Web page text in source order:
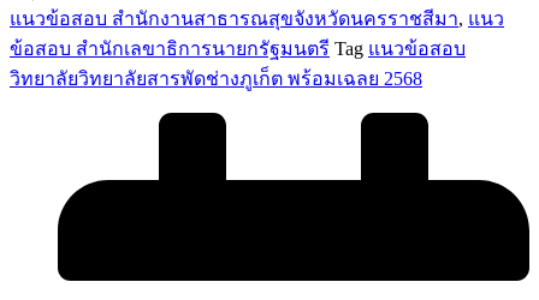
แนวข้อสอบ สำนักงานสาธารณสุขจังหวัดนครราชสีมา, แนว
ข้อสอบ สำนักเลขาธิการนายกรัฐมนตรี Tag แนวข้อสอบ
วิทยาลัยวิทยาลัยสารพัดช่างภูเก็ต พร้อมเฉลย 2568